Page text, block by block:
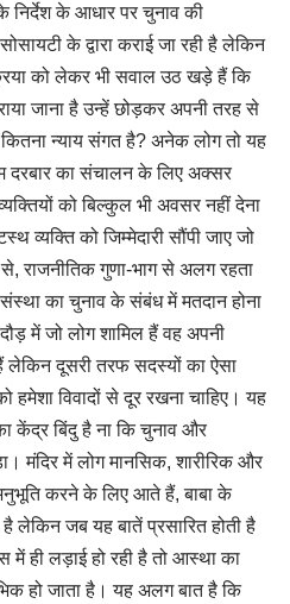
के निर्देश के आधार पर चुनाव की
के द्वारा कराई जा रही है लेकिन
को लेकर भी सवाल उठ खड़े हैं कि
जाना है उन्हें छोड़कर अपनी तरह से
कितना न्याय संगत है? अनेक लोग तो यह
दरबार का संचालन के लिए अक्सर
को बिल्कुल भी अवसर नहीं देना
व्यक्ति को जिम्मेदारी सौंपी जाए जो
राजनीतिक गुणा-भाग से अलग रहता
का चुनाव के संबंध में मतदान होना
में जो लोग शामिल हैं वह अपनी
लेकिन दूसरी तरफ सदस्यों का ऐसा
हमेशा विवादों से दूर रखना चाहिए। यह
केंद्र बिंदु है ना कि चुनाव और
मंदिर में लोग मानसिक, शारीरिक और
करने के लिए आते हैं, बाबा के
लेकिन जब यह बातें प्रसारित होती है
ही लड़ाई हो रही है तो आस्था का
हो जाता है। यह अलग बात है कि